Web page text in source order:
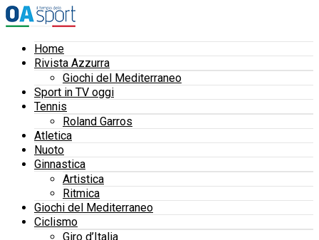
Home
Rivista Azzurra
Giochi del Mediterraneo
Sport in TV oggi
Tennis
Roland Garros
Atletica
Nuoto
Ginnastica
Artistica
Ritmica
Giochi del Mediterraneo
Ciclismo
Giro d’Italia